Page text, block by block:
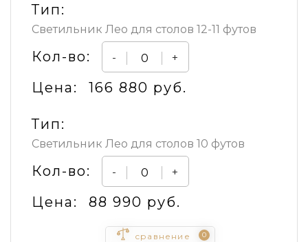
Тип:
Светильник Лео для столов 12-11 футов
Кол-во: - +
Цена: 166 880 руб.
Тип:
Светильник Лео для столов 10 футов
Кол-во: - +
Цена: 88 990 руб.
сравнение 0